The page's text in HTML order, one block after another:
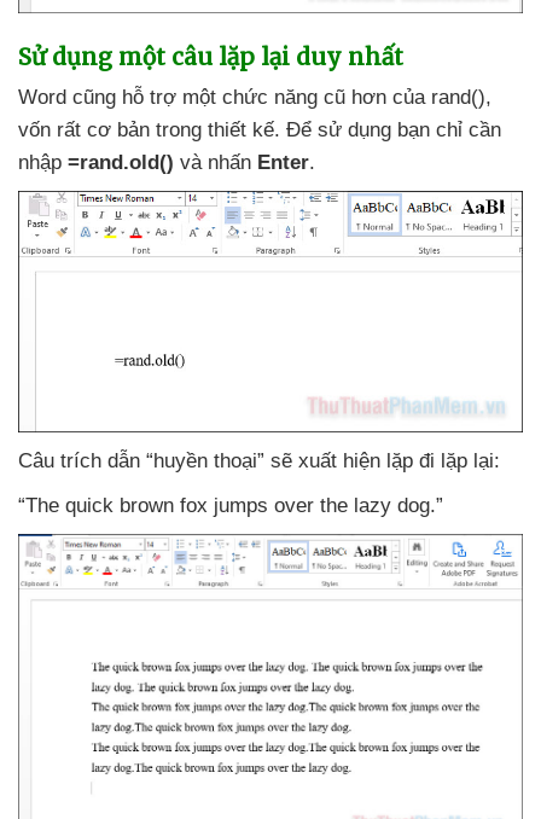
Sử dụng một câu lặp lại duy nhất
Word cũng hỗ trợ một chức năng cũ hơn của rand(),
vốn rất cơ bản trong thiết kế. Để sử dụng bạn chỉ cần
nhập =rand.old() và nhấn Enter.
Câu trích dẫn “huyền thoại” sẽ xuất hiện lặp đi lặp lại:
“The quick brown fox jumps over the lazy dog.”